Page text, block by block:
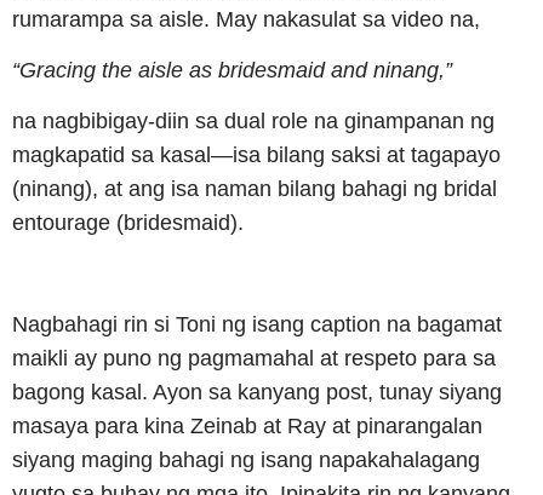
rumarampa sa aisle. May nakasulat sa video na,
“Gracing the aisle as bridesmaid and ninang,”
na nagbibigay-diin sa dual role na ginampanan ng
magkapatid sa kasal—isa bilang saksi at tagapayo
(ninang), at ang isa naman bilang bahagi ng bridal
entourage (bridesmaid).
Nagbahagi rin si Toni ng isang caption na bagamat
maikli ay puno ng pagmamahal at respeto para sa
bagong kasal. Ayon sa kanyang post, tunay siyang
masaya para kina Zeinab at Ray at pinarangalan
siyang maging bahagi ng isang napakahalagang